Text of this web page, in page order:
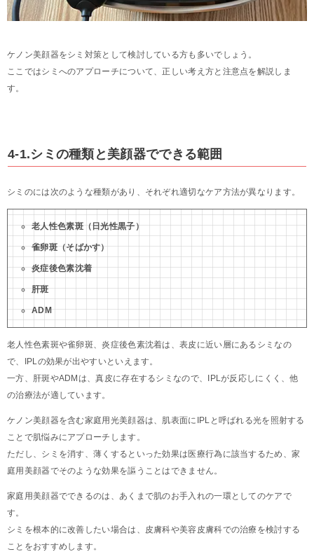
ケノン美顔器をシミ対策として検討している方も多いでしょう。
ここではシミへのアプローチについて、正しい考え方と注意点を解説しま
す。
4-1.シミの種類と美顔器でできる範囲
シミのには次のような種類があり、それぞれ適切なケア方法が異なります。
老人性色素斑（日光性黒子）
雀卵斑（そばかす）
炎症後色素沈着
肝斑
ADM
老人性色素斑や雀卵斑、炎症後色素沈着は、表皮に近い層にあるシミなの
で、IPLの効果が出やすいといえます。
一方、肝斑やADMは、真皮に存在するシミなので、IPLが反応しにくく、他
の治療法が適しています。
ケノン美顔器を含む家庭用光美顔器は、肌表面にIPLと呼ばれる光を照射する
ことで肌悩みにアプローチします。
ただし、シミを消す、薄くするといった効果は医療行為に該当するため、家
庭用美顔器でそのような効果を謳うことはできません。
家庭用美顔器でできるのは、あくまで肌のお手入れの一環としてのケアで
す。
シミを根本的に改善したい場合は、皮膚科や美容皮膚科での治療を検討する
ことをおすすめします。